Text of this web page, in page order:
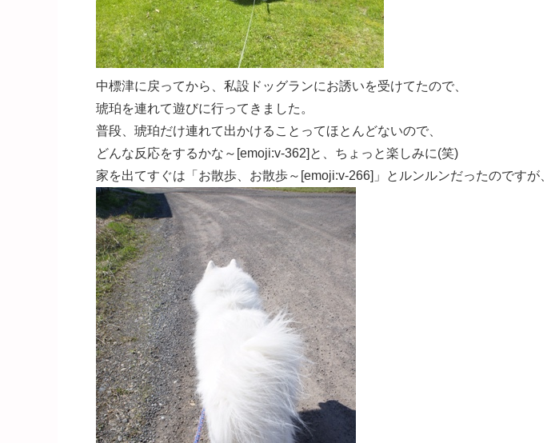
中標津に戻ってから、私設ドッグランにお誘いを受けてたので、
琥珀を連れて遊びに行ってきました。
普段、琥珀だけ連れて出かけることってほとんどないので、
どんな反応をするかな～[emoji:v-362]と、ちょっと楽しみに(笑)
家を出てすぐは「お散歩、お散歩～[emoji:v-266]」とルンルンだったのですが、